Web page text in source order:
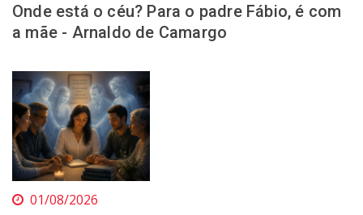
Onde está o céu? Para o padre Fábio, é com
a mãe - Arnaldo de Camargo
01/08/2026